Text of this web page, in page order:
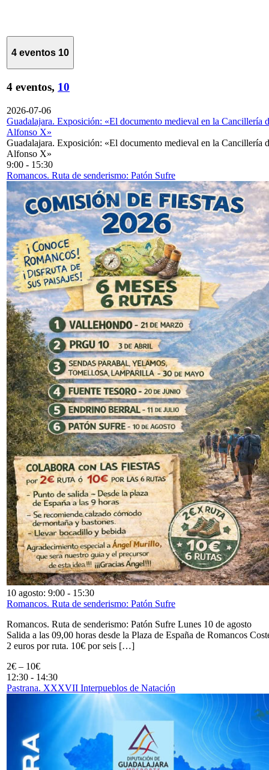
4 eventos 10
4 eventos, 10
2026-07-06
Guadalajara. Exposición: «El documento medieval en la Cancillería
Alfonso X»
Guadalajara. Exposición: «El documento medieval en la Cancillería
Alfonso X»
9:00 - 15:30
Romancos. Ruta de senderismo: Patón Sufre
10 agosto: 9:00 - 15:30
Romancos. Ruta de senderismo: Patón Sufre
Romancos. Ruta de senderismo: Patón Sufre Lunes 10 de agosto
Salida a las 09,00 horas desde la Plaza de España de Romancos
2 euros por ruta. 10€ por seis […]
2€ – 10€
12:30 - 14:30
Pastrana. XXXVII Interpueblos de Natación